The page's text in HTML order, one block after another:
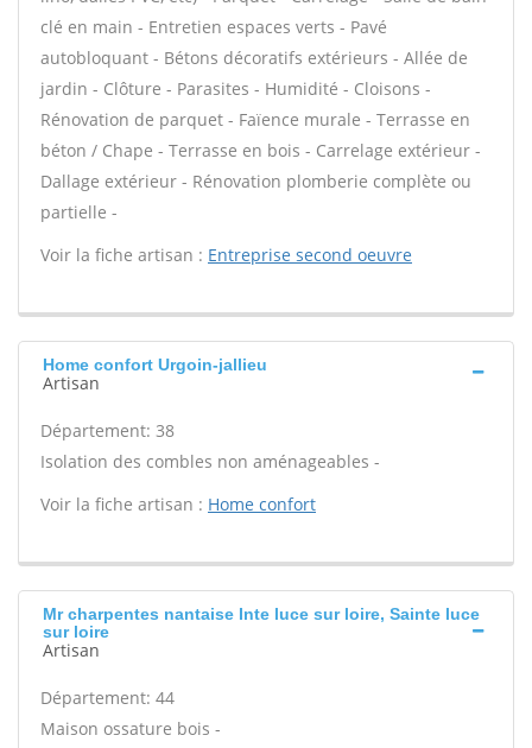
clé en main - Entretien espaces verts - Pavé
autobloquant - Bétons décoratifs extérieurs - Allée de
jardin - Clôture - Parasites - Humidité - Cloisons -
Rénovation de parquet - Faïence murale - Terrasse en
béton / Chape - Terrasse en bois - Carrelage extérieur -
Dallage extérieur - Rénovation plomberie complète ou
partielle -
Voir la fiche artisan : Entreprise second oeuvre
Home confort Urgoin-jallieu
Artisan
Département: 38
Isolation des combles non aménageables -
Voir la fiche artisan : Home confort
Mr charpentes nantaise Inte luce sur loire, Sainte luce
sur loire
Artisan
Département: 44
Maison ossature bois -